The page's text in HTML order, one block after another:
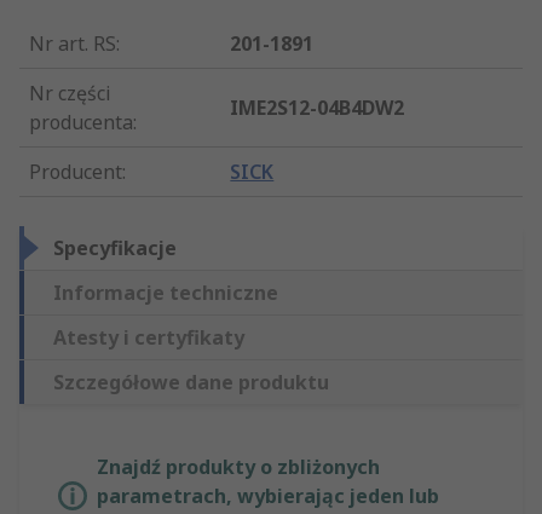
Nr art. RS:
201-1891
Nr części
producenta:
IME2S12-04B4DW2
Producent: SICK
Specyfikacje
Informacje techniczne
Atesty i certyfikaty
Szczegółowe dane produktu
Znajdź produkty o zbliżonych
parametrach, wybierając jeden lub